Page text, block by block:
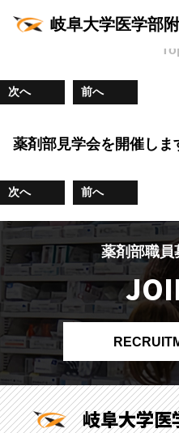
岐阜大学医学部
次へ 前へ
薬剤部見学会を開催しま
次へ 前へ
薬剤部職員
岐阜大学医